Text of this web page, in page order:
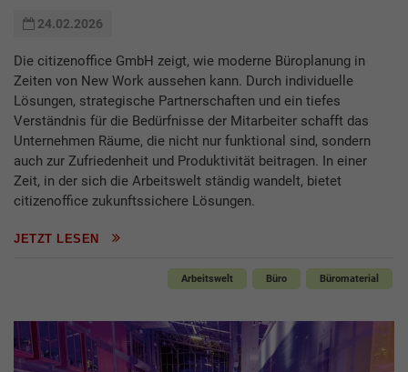
24.02.2026
Die citizenoffice GmbH zeigt, wie moderne Büroplanung in
Zeiten von New Work aussehen kann. Durch individuelle
Lösungen, strategische Partnerschaften und ein tiefes
Verständnis für die Bedürfnisse der Mitarbeiter schafft das
Unternehmen Räume, die nicht nur funktional sind, sondern
auch zur Zufriedenheit und Produktivität beitragen. In einer
Zeit, in der sich die Arbeitswelt ständig wandelt, bietet
citizenoffice zukunftssichere Lösungen.
JETZT LESEN
Arbeitswelt Büro Büromaterial